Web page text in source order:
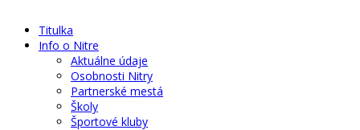
Titulka
Info o Nitre
Aktuálne údaje
Osobnosti Nitry
Partnerské mestá
Školy
Športové kluby